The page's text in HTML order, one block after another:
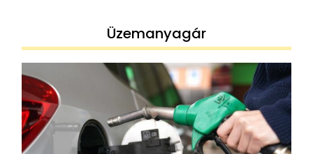
Üzemanyagár